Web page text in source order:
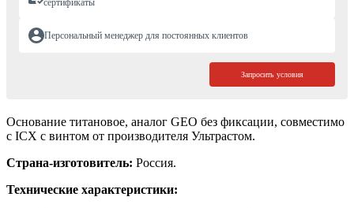
сертификаты
Персональный менеджер для постоянных клиентов
Запросить условия
Основание титановое, аналог GEO без фиксации, совместимо
с ICX с винтом от производителя Ультрастом.
Страна-изготовитель: Россия.
Технические характеристики: